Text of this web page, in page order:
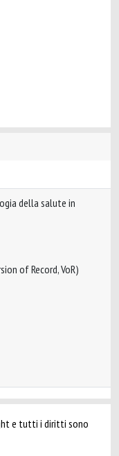
della salute in
of Record, VoR)
e tutti i diritti sono